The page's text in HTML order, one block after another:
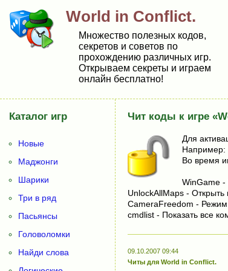
World in Conflict.
Множество полезных кодов,
секретов и советов по
прохождению различных игр.
Открываем секреты и играем
онлайн бесплатно!
Чит коды к игре
Для
Например:
Во время
WinGame
UnlockAllMaps - Открыть
CameraFreedom -
cmdlist - Показать все
09.10.2007 09:44
Читы для World in Conflict.
Каталог игр
Новые
Маджонги
Шарики
Три в ряд
Пасьянсы
Головоломки
Найди слова